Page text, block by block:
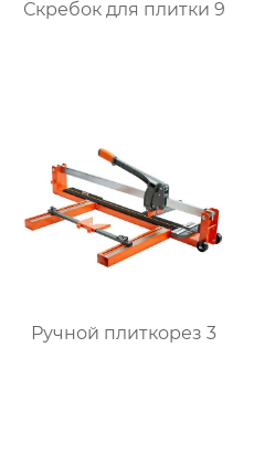
Скребок для плитки 9
Ручной плиткорез 3